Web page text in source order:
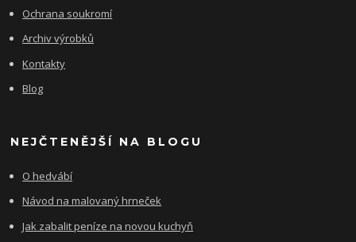
Ochrana soukromí
Archiv výrobků
Kontakty
Blog
NEJČTENĚJŠÍ NA BLOGU
O hedvábí
Návod na malovaný hrneček
Jak zabalit peníze na novou kuchyň